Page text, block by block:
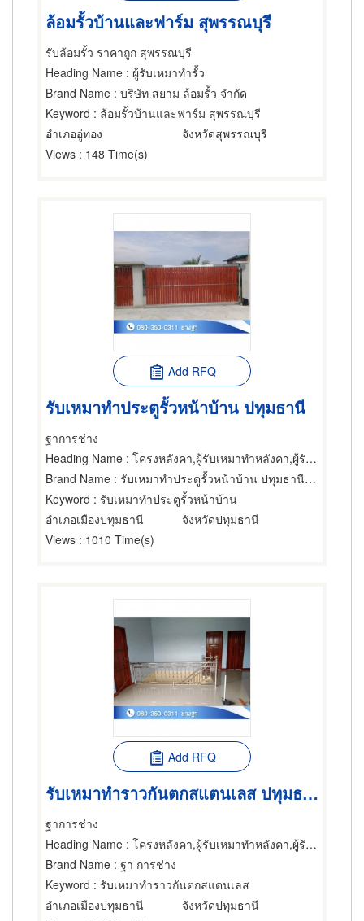
ล้อมรั้วบ้านและฟาร์ม สุพรรณบุรี
รับล้อมรั้ว ราคาถูก สุพรรณบุรี
Heading Name : ผู้รับเหมาทำรั้ว
Brand Name : บริษัท สยาม ล้อมรั้ว จำกัด
Keyword : ล้อมรั้วบ้านและฟาร์ม สุพรรณบุรี
อำเภออู่ทอง
จังหวัดสุพรรณบุรี
Views : 148 Time(s)
Add RFQ
รับเหมาทำประตูรั้วหน้าบ้าน ปทุมธานี
ฐาการช่าง
Heading Name : โครงหลังคา,ผู้รับเหมาทำหลังคา,ผู้รับเหมาทำรั้ว
Brand Name : รับเหมาทำประตูรั้วหน้าบ้าน ปทุมธานีฐาการช่าง
Keyword : รับเหมาทำประตูรั้วหน้าบ้าน
อำเภอเมืองปทุมธานี
จังหวัดปทุมธานี
Views : 1010 Time(s)
Add RFQ
รับเหมาทำราวกันตกสแตนเลส ปทุมธานี
ฐาการช่าง
Heading Name : โครงหลังคา,ผู้รับเหมาทำหลังคา,ผู้รับเหมาทำรั้ว
Brand Name : ฐา การช่าง
Keyword : รับเหมาทำราวกันตกสแตนเลส
อำเภอเมืองปทุมธานี
จังหวัดปทุมธานี